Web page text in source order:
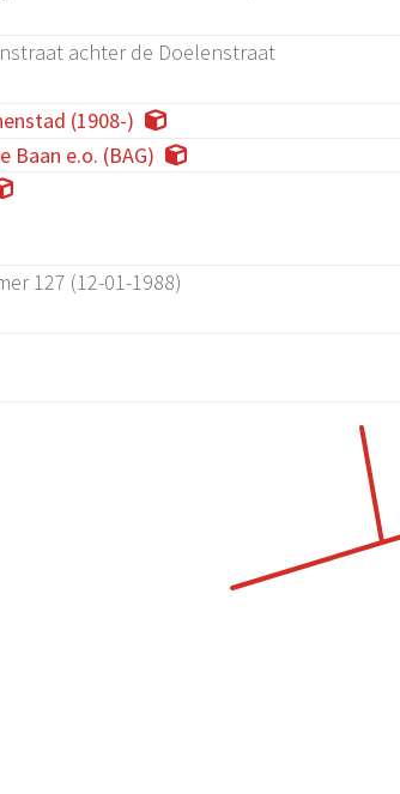
achter de Doelenstraat
(1908-)
Baan e.o. (BAG)
127 (12-01-1988)